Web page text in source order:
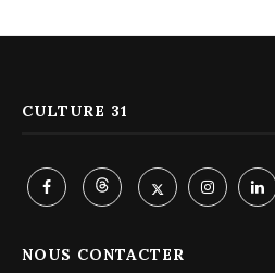
CULTURE 31
NOUS CONTACTER